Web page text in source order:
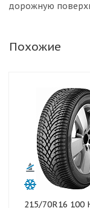
дорожную
Похожие
215/70R16 100